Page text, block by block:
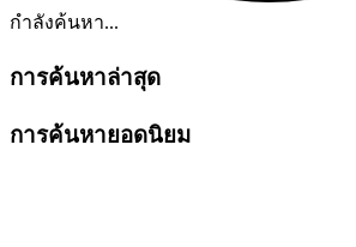
กำลังค้นหา...
การค้นหาล่าสุด
การค้นหายอดนิยม